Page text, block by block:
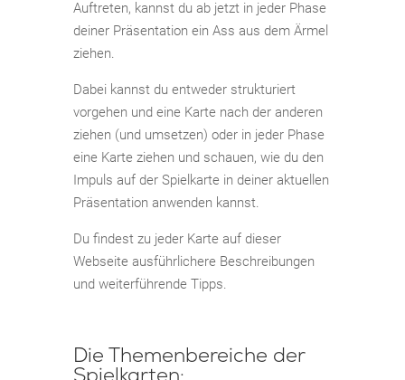
Auftreten, kannst du ab jetzt in jeder Phase
deiner Präsentation ein Ass aus dem Ärmel
ziehen.
Dabei kannst du entweder strukturiert
vorgehen und eine Karte nach der anderen
ziehen (und umsetzen) oder in jeder Phase
eine Karte ziehen und schauen, wie du den
Impuls auf der Spielkarte in deiner aktuellen
Präsentation anwenden kannst.
Du findest zu jeder Karte auf dieser
Webseite ausführlichere Beschreibungen
und weiterführende Tipps.
Die Themenbereiche der